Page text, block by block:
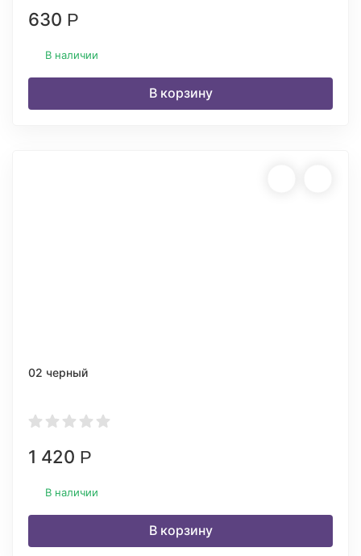
630 Р
В наличии
В корзину
02 черный
1 420 Р
В наличии
В корзину